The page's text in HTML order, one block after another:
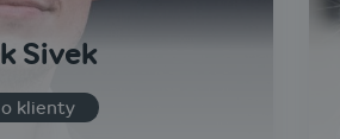
Sivek
o klienty